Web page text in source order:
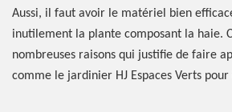
Aussi, il faut avoir le matériel bien
inutilement la plante composant la haie.
nombreuses raisons qui justifie de faire
comme le jardinier HJ Espaces Verts